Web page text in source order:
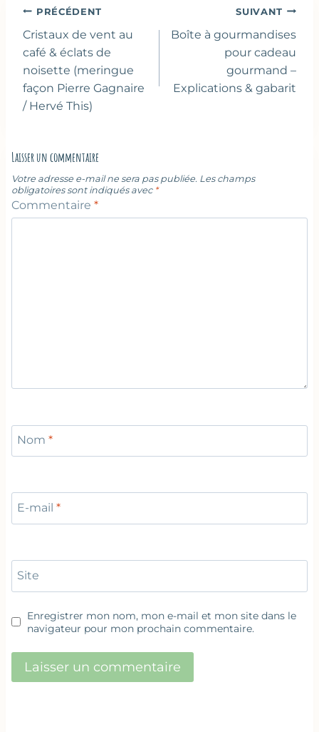
Navigation
de
l’article
PRÉCÉDENT
Cristaux de vent au
café & éclats de
noisette (meringue
façon Pierre Gagnaire
/ Hervé This)
SUIVANT
Boîte à gourmandises
pour cadeau
gourmand –
Explications & gabarit
Laisser un commentaire
Votre adresse e-mail ne sera pas publiée. Les champs
obligatoires sont indiqués avec *
Commentaire *
Nom *
E-mail *
Site
Enregistrer mon nom, mon e-mail et mon site dans le
navigateur pour mon prochain commentaire.